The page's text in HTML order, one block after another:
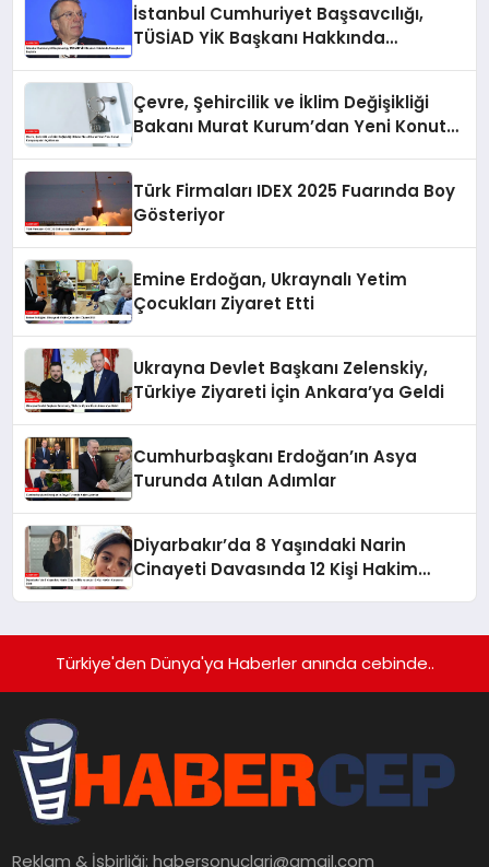
İstanbul Cumhuriyet Başsavcılığı,
TÜSİAD YİK Başkanı Hakkında
Çevre, Şehircilik ve İklim Değişikliği
Bakanı Murat Kurum’dan Yeni Konut
Türk Firmaları IDEX 2025 Fuarında Boy
Gösteriyor
Emine Erdoğan, Ukraynalı Yetim
Çocukları Ziyaret Etti
Ukrayna Devlet Başkanı Zelenskiy,
Türkiye Ziyareti İçin Ankara’ya Geldi
Cumhurbaşkanı Erdoğan’ın Asya
Turunda Atılan Adımlar
Diyarbakır’da 8 Yaşındaki Narin
Cinayeti Davasında 12 Kişi Hakim
Türkiye'den Dünya'ya Haberler anında cebinde..
Reklam & İşbirliği:habersonuclari@gmail.com